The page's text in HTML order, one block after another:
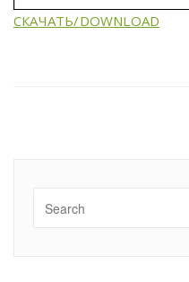
СКАЧАТЬ/DOWNLOAD